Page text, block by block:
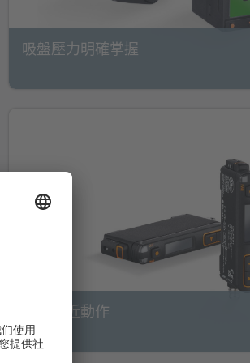
吸盤壓力明確掌握
永遠貼近動作